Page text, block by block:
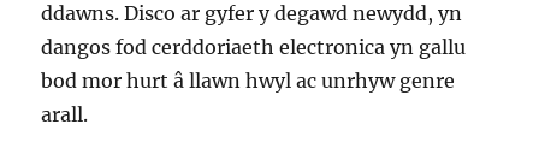
ddawns. Disco ar gyfer y degawd newydd, yn
dangos fod cerddoriaeth electronica yn gallu
bod mor hurt â llawn hwyl ac unrhyw genre
arall.